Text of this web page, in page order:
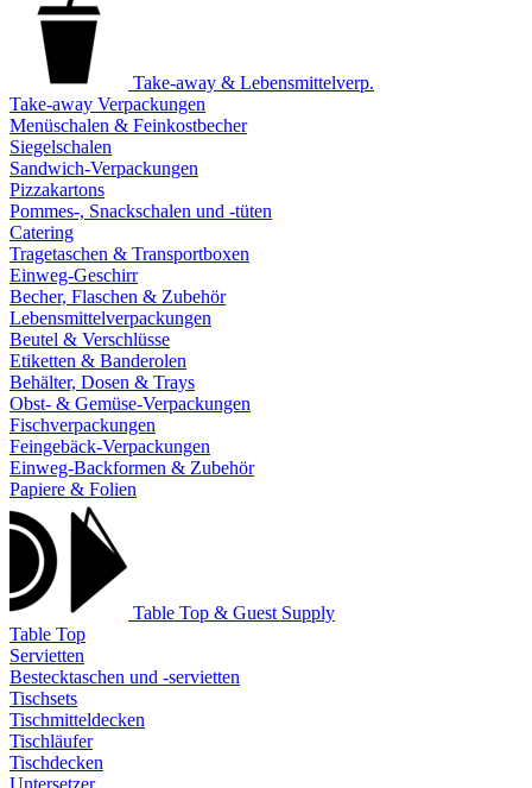
Take-away & Lebensmittelverp.
Take-away Verpackungen
Menüschalen & Feinkostbecher
Siegelschalen
Sandwich-Verpackungen
Pizzakartons
Pommes-, Snackschalen und -tüten
Catering
Tragetaschen & Transportboxen
Einweg-Geschirr
Becher, Flaschen & Zubehör
Lebensmittelverpackungen
Beutel & Verschlüsse
Etiketten & Banderolen
Behälter, Dosen & Trays
Obst- & Gemüse-Verpackungen
Fischverpackungen
Feingebäck-Verpackungen
Einweg-Backformen & Zubehör
Papiere & Folien
Table Top & Guest Supply
Table Top
Servietten
Bestecktaschen und -servietten
Tischsets
Tischmitteldecken
Tischläufer
Tischdecken